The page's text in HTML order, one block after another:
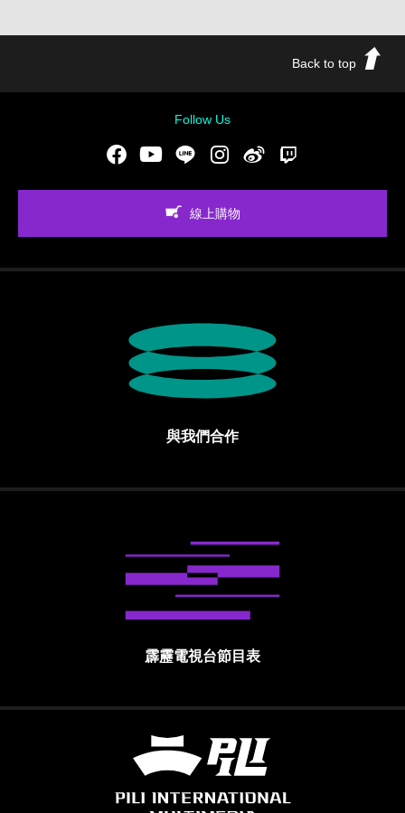
Back to top
Follow Us
FacebookYoutubeLINE Instgram新浪微博
線上購物
與我們合作
霹靂電視台節目表
霹靂國際多媒體股份有限公司 PILI